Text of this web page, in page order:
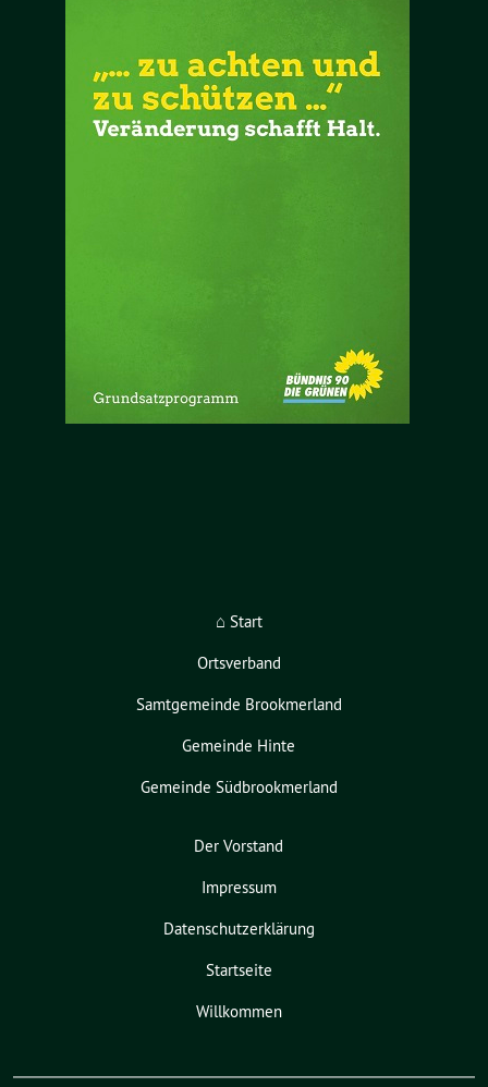
⌂ Start
Ortsverband
Samtgemeinde Brookmerland
Gemeinde Hinte
Gemeinde Südbrookmerland
Der Vorstand
Impressum
Datenschutzerklärung
Startseite
Willkommen